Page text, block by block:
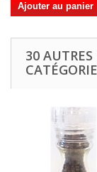
Ajouter au panier
30